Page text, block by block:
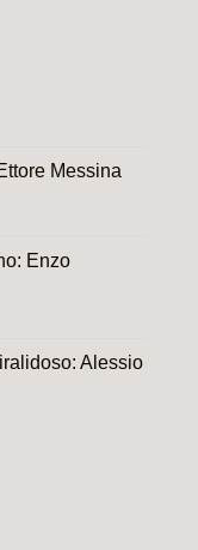
Messina
Enzo
Alessio